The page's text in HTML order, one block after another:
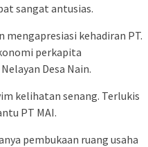
sangat antusias.
kehadiran PT.
perkapita
Desa Nain.
kelihatan senang. Terlukis
PT MAI.
pembukaan ruang usaha